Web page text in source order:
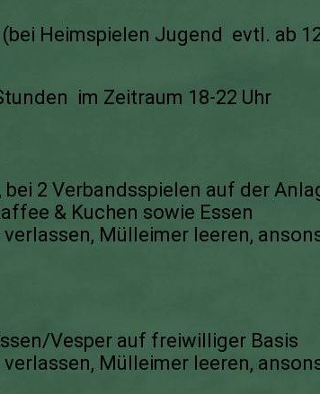
Heimspielen Jugend evtl. ab
im Zeitraum 18-22 Uhr
2 Verbandsspielen auf der
& Kuchen sowie Essen
Mülleimer leeren,
Vesper auf freiwilliger Basis
Mülleimer leeren,